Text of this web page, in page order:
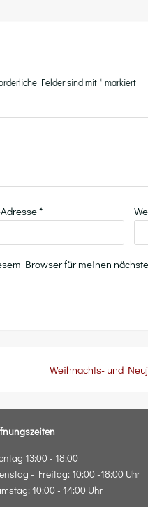
Felder sind mit* markiert
*
Browser für meinen
Weihnachts- und
13:00 - 18:00
- Freitag: 10:00 -18:00 Uhr
10:00 - 14:00 Uhr